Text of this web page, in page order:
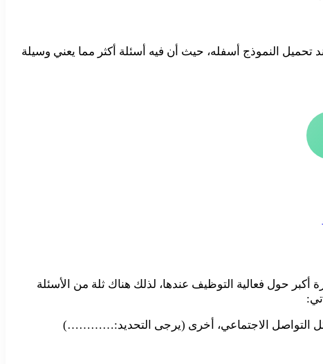
النموذج أسفله، حيث أن فيه أسئلة أكثر مما يعني وسيلة
حول فعالية التوظيف عندها، لذلك هناك ثلة من الأسئلة
التواصل الاجتماعي، أخرى (يرجى التحديد:…………)